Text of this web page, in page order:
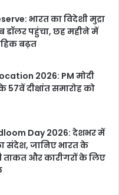
भारत का विदेशी मुद्रा
डॉलर पहुंचा, छह महीने में
बढ़त
2026: PM मोदी
दीक्षांत समारोह को
Day 2026: देशभर में
संदेश, जानिए भारत के
ताकत और कारीगरों के लिए